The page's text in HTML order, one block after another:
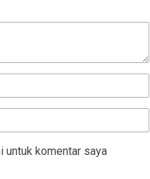
untuk komentar saya